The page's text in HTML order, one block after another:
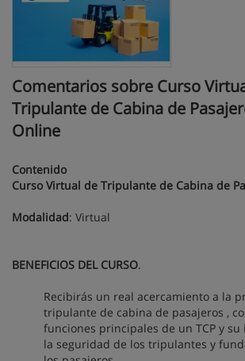
Comentarios sobre Curso
Tripulante de Cabina de
Online
Contenido
Curso Virtual de Tripulante de Cabina de
Modalidad: Virtual
BENEFICIOS DEL CURSO.
Recibirás un real acercamiento a la
tripulante de cabina de pasajeros ,
funciones principales de un TCP y
la seguridad de los tripulantes y